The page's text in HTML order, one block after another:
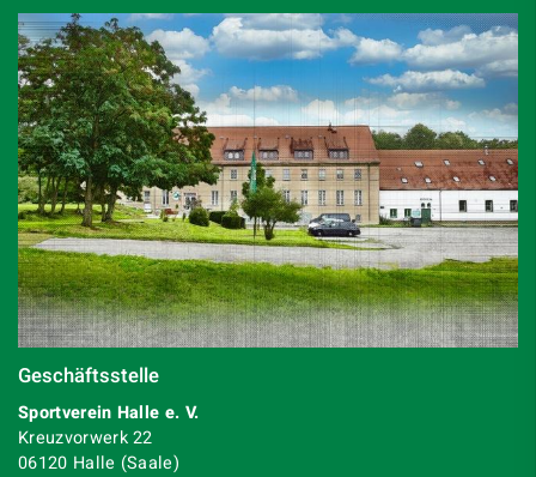
Geschäftsstelle
Sportverein Halle e. V.
Kreuzvorwerk 22
06120 Halle (Saale)